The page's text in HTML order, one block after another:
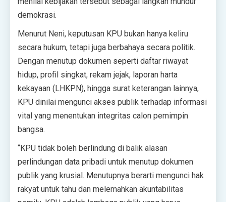
demokrasi.
Menurut Neni, keputusan KPU bukan hanya keliru
secara hukum, tetapi juga berbahaya secara politik.
Dengan menutup dokumen seperti daftar riwayat
hidup, profil singkat, rekam jejak, laporan harta
kekayaan (LHKPN), hingga surat keterangan lainnya,
KPU dinilai mengunci akses publik terhadap informasi
vital yang menentukan integritas calon pemimpin
bangsa.
“KPU tidak boleh berlindung di balik alasan
perlindungan data pribadi untuk menutup dokumen
publik yang krusial. Menutupnya berarti mengunci hak
rakyat untuk tahu dan melemahkan akuntabilitas